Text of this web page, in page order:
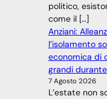
politico,
come il […]
Anziani:
l’isolamento
economica di
grandi durante
7 Agosto 2026
L’estate non